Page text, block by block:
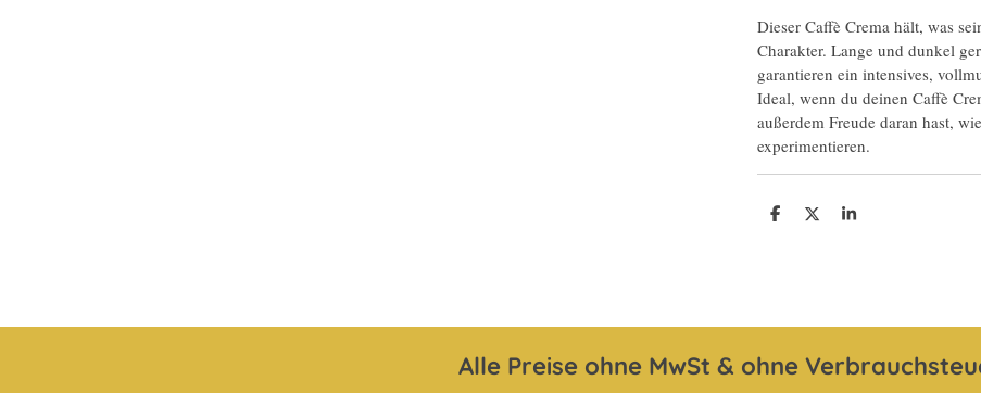
Dieser Caffè Crema hält, was
Charakter. Lange und dunkel
garantieren ein intensives,
Ideal, wenn du deinen Caffè
außerdem Freude daran hast,
experimentieren.
T
T
T
Alle Preise ohne MwSt & ohne